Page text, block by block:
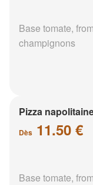
Base tomate,
champignons
Pizza
Dès 11.50 €
Base tomate,